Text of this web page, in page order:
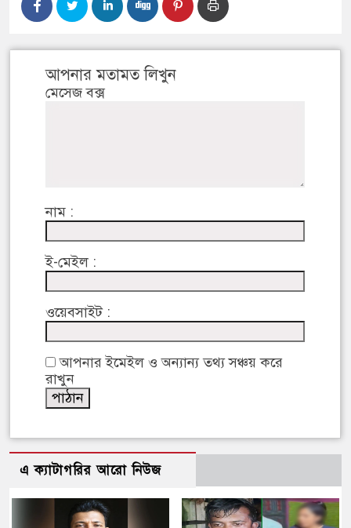
আপনার মতামত লিখুন
মেসেজ বক্স
নাম :
ই-মেইল :
ওয়েবসাইট :
আপনার ইমেইল ও অন্যান্য তথ্য সঞ্চয় করে
রাখুন
এ ক্যাটাগরির আরো নিউজ